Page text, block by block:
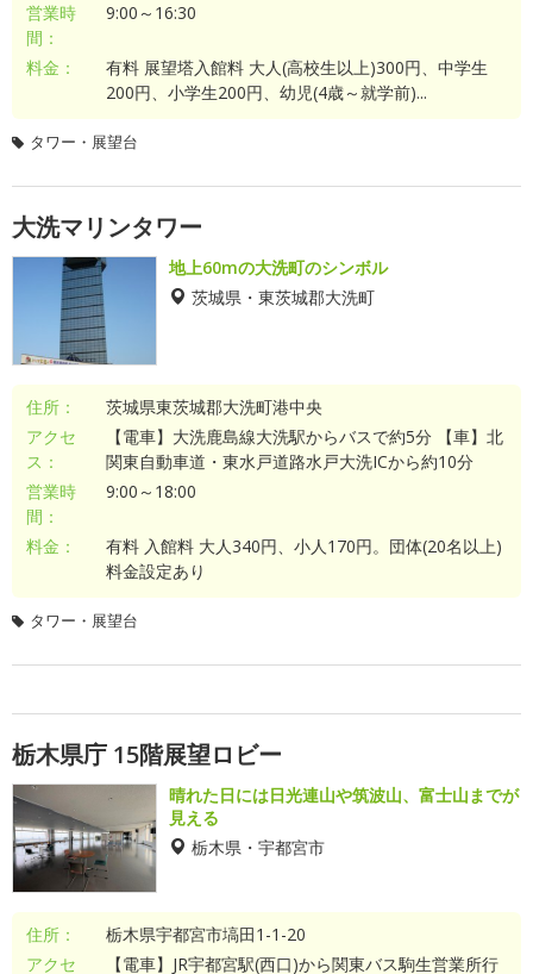
営業時
間：
9:00～16:30
料金：
有料 展望塔入館料 大人(高校生以上)300円、中学生
200円、小学生200円、幼児(4歳～就学前)...
タワー・展望台
大洗マリンタワー
地上60mの大洗町のシンボル
茨城県・東茨城郡大洗町
住所：
茨城県東茨城郡大洗町港中央
アクセ
ス：
【電車】大洗鹿島線大洗駅からバスで約5分 【車】北
関東自動車道・東水戸道路水戸大洗ICから約10分
営業時
間：
9:00～18:00
料金：
有料 入館料 大人340円、小人170円。団体(20名以上)
料金設定あり
タワー・展望台
栃木県庁 15階展望ロビー
晴れた日には日光連山や筑波山、富士山までが
見える
栃木県・宇都宮市
住所：
栃木県宇都宮市塙田1-1-20
アクセ
【電車】JR宇都宮駅(西口)から関東バス駒生営業所行